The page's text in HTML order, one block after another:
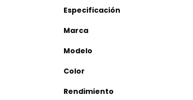
Especificación
Marca
Modelo
Color
Rendimiento